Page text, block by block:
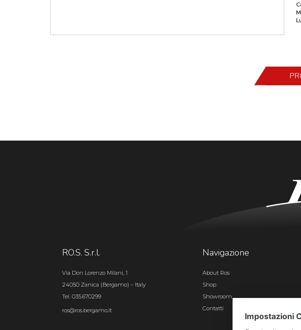
RO.S. S.r.l.
Via Don Lorenzo Milani, 1
24050 Zanica (Bergamo) – Italy
Tel. 035.670299
ros@ros.bergamo.it
Navigazione
About Ros
Shop
Showroom
Contatti